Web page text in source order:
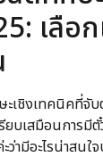
เลือ
ชิงเทคนิคที่จับ
ยบเสมือนการมี
ามีอะไรน่าสนใ